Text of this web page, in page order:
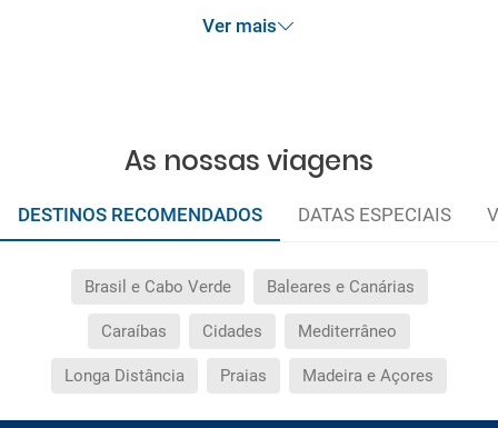
Ver mais
As nossas viagens
DESTINOS RECOMENDADOS DATAS ESPECIAIS
Brasil e Cabo Verde Baleares e Canárias
Caraíbas Cidades Mediterrâneo
Longa Distância Praias Madeira e Açores